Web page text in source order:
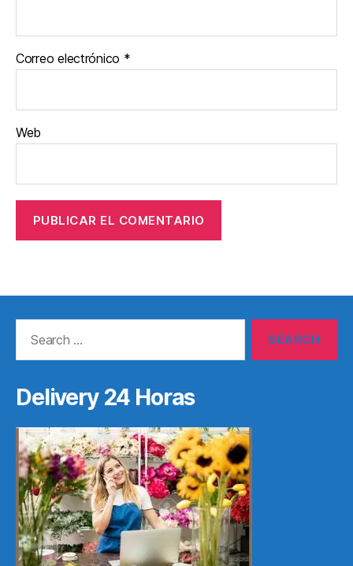
Correo electrónico *
Web
Delivery 24 Horas